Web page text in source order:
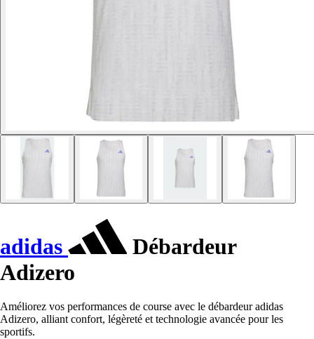
adidas
Débardeur
Adizero
Améliorez vos performances de course avec le débardeur adidas
Adizero, alliant confort, légèreté et technologie avancée pour les
sportifs.